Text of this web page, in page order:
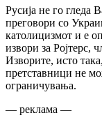
Русија не го гледа
преговори со
католицизмот и е
извори за Ројтерс,
Изворите, исто
претставници не
ограничувања.
— реклама —